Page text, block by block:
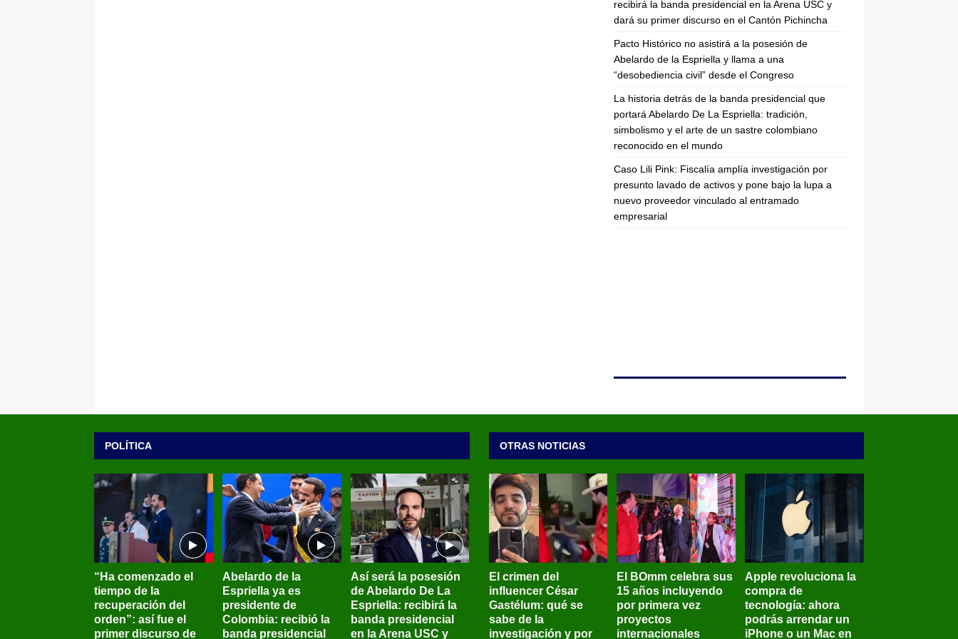
recibirá la banda presidencial en la Arena USC y
dará su primer discurso en el Cantón Pichincha
Pacto Histórico no asistirá a la posesión de
Abelardo de la Espriella y llama a una
“desobediencia civil” desde el Congreso
La historia detrás de la banda presidencial que
portará Abelardo De La Espriella: tradición,
simbolismo y el arte de un sastre colombiano
reconocido en el mundo
Caso Lili Pink: Fiscalía amplía investigación por
presunto lavado de activos y pone bajo la lupa a
nuevo proveedor vinculado al entramado
empresarial
POLÍTICA
“Ha comenzado el
tiempo de la
recuperación del
orden”: así fue el
primer discurso de
Abelardo de la
Espriella ya es
presidente de
Colombia: recibió la
banda presidencial
Así será la posesión
de Abelardo De La
Espriella: recibirá la
banda presidencial
en la Arena USC y
OTRAS NOTICIAS
El crimen del
influencer César
Gastélum: qué se
sabe de la
investigación y por
El BOmm celebra sus
15 años incluyendo
por primera vez
proyectos
internacionales
Apple revoluciona la
compra de
tecnología: ahora
podrás arrendar un
iPhone o un Mac en